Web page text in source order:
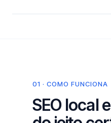
01 · COMO FUNCIONA
SEO local